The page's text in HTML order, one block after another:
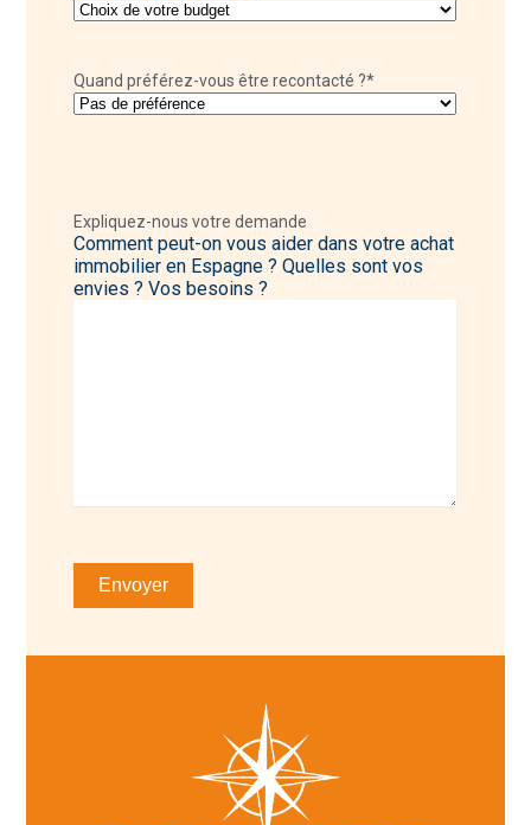
Quand préférez-vous être recontacté ?*
Expliquez-nous votre demande
Comment peut-on vous aider dans votre achat
immobilier en Espagne ? Quelles sont vos
envies ? Vos besoins ?